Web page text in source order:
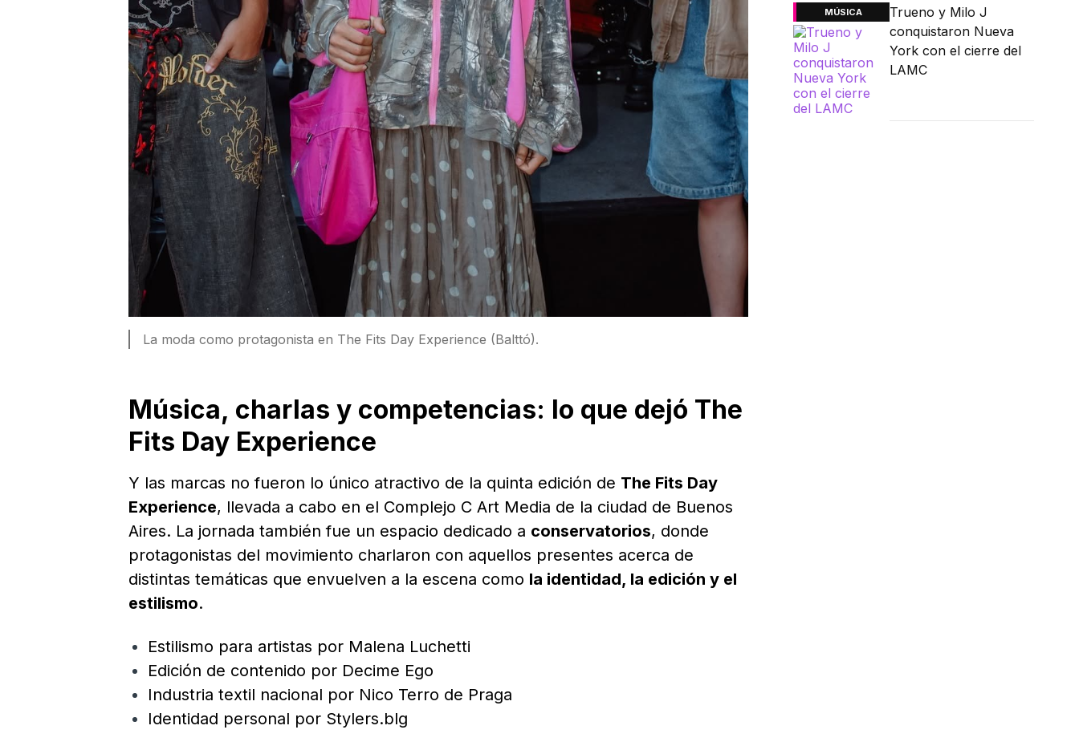
La moda como protagonista en The Fits Day Experience (Balttó).
Música, charlas y competencias: lo que dejó The
Fits Day Experience
Y las marcas no fueron lo único atractivo de la quinta edición de The Fits Day
Experience, llevada a cabo en el Complejo C Art Media de la ciudad de Buenos
Aires. La jornada también fue un espacio dedicado a conservatorios, donde
protagonistas del movimiento charlaron con aquellos presentes acerca de
distintas temáticas que envuelven a la escena como la identidad, la edición y el
estilismo.
Estilismo para artistas por Malena Luchetti
Edición de contenido por Decime Ego
Industria textil nacional por Nico Terro de Praga
Identidad personal por Stylers.blg
MÚSICA
Trueno y Milo J
conquistaron Nueva
York con el cierre del
LAMC